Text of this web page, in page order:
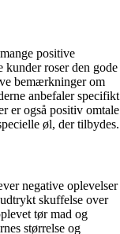
positive
kunder roser den gode
bemærkninger om
anbefaler specifikt
er også positiv omtale
øl, der tilbydes.
negative oplevelser
skuffelse over
tør mad og
størrelse og